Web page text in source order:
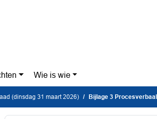
Wie is wie
(dinsdag 31 maart 2026) Bijlage 3